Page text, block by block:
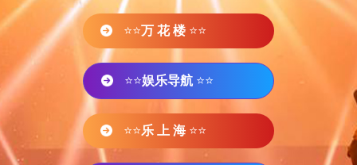
⭐⭐万 花 楼 ⭐⭐
⭐⭐娱乐导航 ⭐⭐
⭐⭐乐 上 海 ⭐⭐